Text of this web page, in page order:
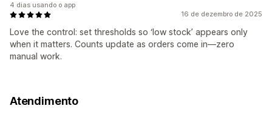
16 de dezembro de 2025
Love the control: set thresholds so ‘low stock’ appears only
when it matters. Counts update as orders come in—zero
manual work.
4 dias usando o app
Atendimento